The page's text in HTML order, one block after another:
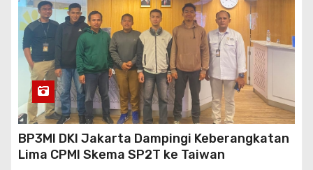
BP3MI DKI Jakarta Dampingi Keberangkatan
Lima CPMI Skema SP2T ke Taiwan